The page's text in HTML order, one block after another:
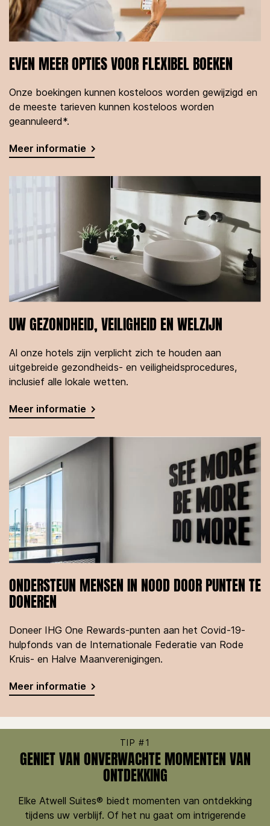
EVEN MEER OPTIES VOOR FLEXIBEL BOEKEN
Onze boekingen kunnen kosteloos worden gewijzigd en
de meeste tarieven kunnen kosteloos worden
geannuleerd*.
Meer informatie
UW GEZONDHEID, VEILIGHEID EN WELZIJN
Al onze hotels zijn verplicht zich te houden aan
uitgebreide gezondheids- en veiligheidsprocedures,
inclusief alle lokale wetten.
Meer informatie
ONDERSTEUN MENSEN IN NOOD DOOR PUNTEN TE
DONEREN
Doneer IHG One Rewards-punten aan het Covid-19-
hulpfonds van de Internationale Federatie van Rode
Kruis- en Halve Maanverenigingen.
Meer informatie
TIP #1
GENIET VAN ONVERWACHTE MOMENTEN VAN
ONTDEKKING
Elke Atwell Suites® biedt momenten van ontdekking
tijdens uw verblijf. Of het nu gaat om intrigerende